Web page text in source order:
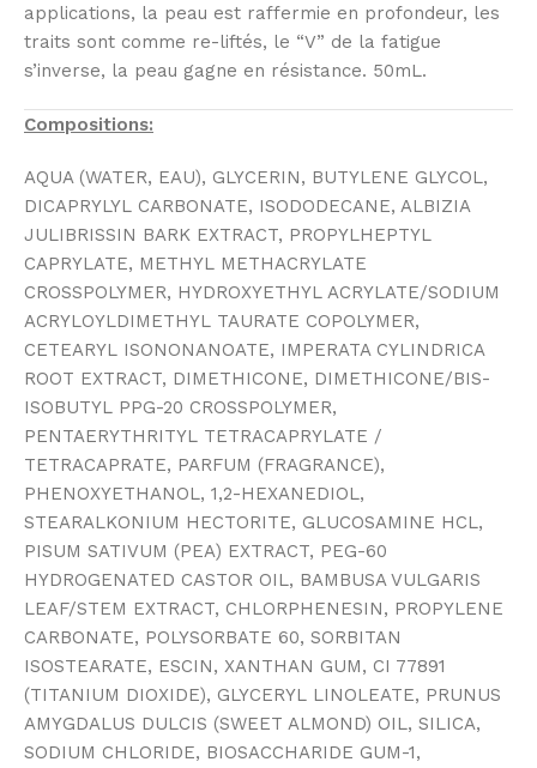
applications, la peau est raffermie en profondeur, les
traits sont comme re-liftés, le “V” de la fatigue
s’inverse, la peau gagne en résistance. 50mL.
Compositions:
AQUA (WATER, EAU), GLYCERIN, BUTYLENE GLYCOL,
DICAPRYLYL CARBONATE, ISODODECANE, ALBIZIA
JULIBRISSIN BARK EXTRACT, PROPYLHEPTYL
CAPRYLATE, METHYL METHACRYLATE
CROSSPOLYMER, HYDROXYETHYL ACRYLATE/SODIUM
ACRYLOYLDIMETHYL TAURATE COPOLYMER,
CETEARYL ISONONANOATE, IMPERATA CYLINDRICA
ROOT EXTRACT, DIMETHICONE, DIMETHICONE/BIS-
ISOBUTYL PPG-20 CROSSPOLYMER,
PENTAERYTHRITYL TETRACAPRYLATE /
TETRACAPRATE, PARFUM (FRAGRANCE),
PHENOXYETHANOL, 1,2-HEXANEDIOL,
STEARALKONIUM HECTORITE, GLUCOSAMINE HCL,
PISUM SATIVUM (PEA) EXTRACT, PEG-60
HYDROGENATED CASTOR OIL, BAMBUSA VULGARIS
LEAF/STEM EXTRACT, CHLORPHENESIN, PROPYLENE
CARBONATE, POLYSORBATE 60, SORBITAN
ISOSTEARATE, ESCIN, XANTHAN GUM, CI 77891
(TITANIUM DIOXIDE), GLYCERYL LINOLEATE, PRUNUS
AMYGDALUS DULCIS (SWEET ALMOND) OIL, SILICA,
SODIUM CHLORIDE, BIOSACCHARIDE GUM-1,